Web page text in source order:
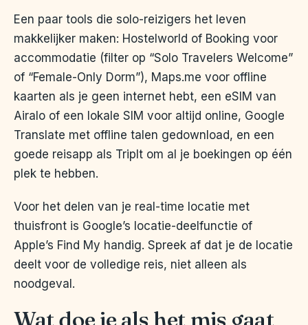
Een paar tools die solo-reizigers het leven
makkelijker maken: Hostelworld of Booking voor
accommodatie (filter op “Solo Travelers Welcome”
of “Female-Only Dorm”), Maps.me voor offline
kaarten als je geen internet hebt, een eSIM van
Airalo of een lokale SIM voor altijd online, Google
Translate met offline talen gedownload, en een
goede reisapp als TripIt om al je boekingen op één
plek te hebben.
Voor het delen van je real-time locatie met
thuisfront is Google’s locatie-deelfunctie of
Apple’s Find My handig. Spreek af dat je de locatie
deelt voor de volledige reis, niet alleen als
noodgeval.
Wat doe je als het mis gaat